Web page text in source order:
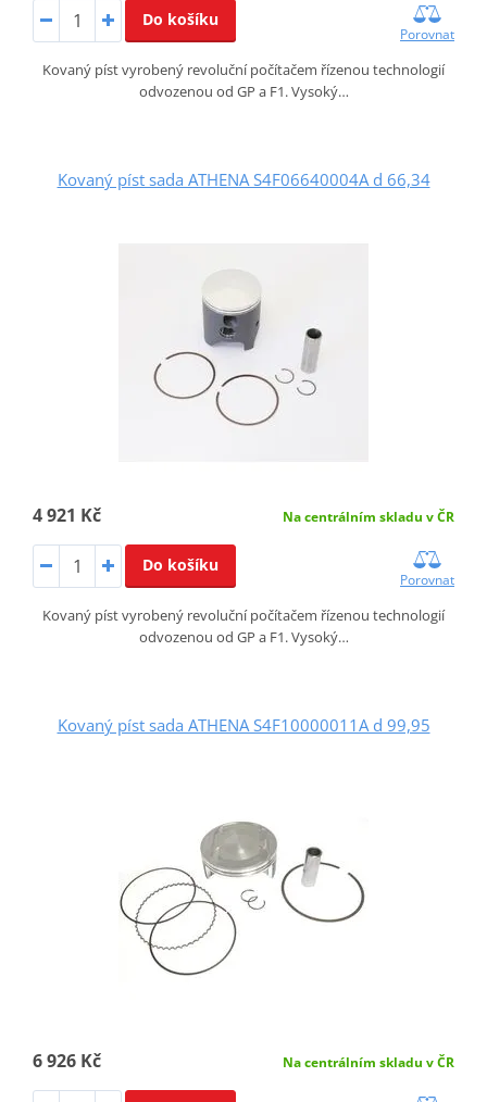
Do košíku
Porovnat
Kovaný píst vyrobený revoluční počítačem řízenou technologií
odvozenou od GP a F1. Vysoký…
Kovaný píst sada ATHENA S4F06640004A d 66,34
4 921 Kč Na centrálním skladu v ČR
Do košíku
Porovnat
Kovaný píst vyrobený revoluční počítačem řízenou technologií
odvozenou od GP a F1. Vysoký…
Kovaný píst sada ATHENA S4F10000011A d 99,95
6 926 Kč Na centrálním skladu v ČR